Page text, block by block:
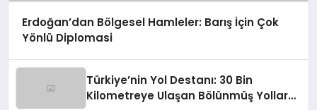
Erdoğan’dan Bölgesel Hamleler: Barış İçin Çok
Yönlü Diplomasi
Türkiye’nin Yol Destanı: 30 Bin
Kilometreye Ulaşan Bölünmüş Yollar